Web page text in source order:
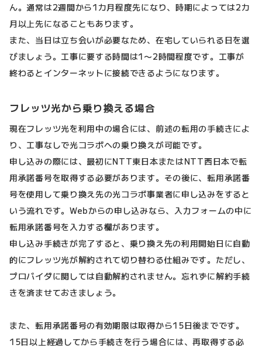
ん。通常は2週間から1カ月程度先になり、時期によっては2カ
月以上先になることもあります。
また、当日は立ち会いが必要なため、在宅していられる日を選
びましょう。工事に要する時間は1〜2時間程度です。工事が
終わるとインターネットに接続できるようになります。
フレッツ光から乗り換える場合
現在フレッツ光を利用中の場合には、前述の転用の手続きによ
り、工事なしで光コラボへの乗り換えが可能です。
申し込みの際には、最初にNTT東日本またはNTT西日本で転
用承諾番号を取得する必要があります。その後に、転用承諾番
号を使用して乗り換え先の光コラボ事業者に申し込みをすると
いう流れです。Webからの申し込みなら、入力フォームの中に
転用承諾番号を入力する欄があります。
申し込み手続きが完了すると、乗り換え先の利用開始日に自動
的にフレッツ光が解約されて切り替わる仕組みです。ただし、
プロバイダに関しては自動解約されません。忘れずに解約手続
きを済ませておきましょう。
また、転用承諾番号の有効期限は取得から15日後までです。
15日以上経過してから手続きを行う場合には、再取得する必